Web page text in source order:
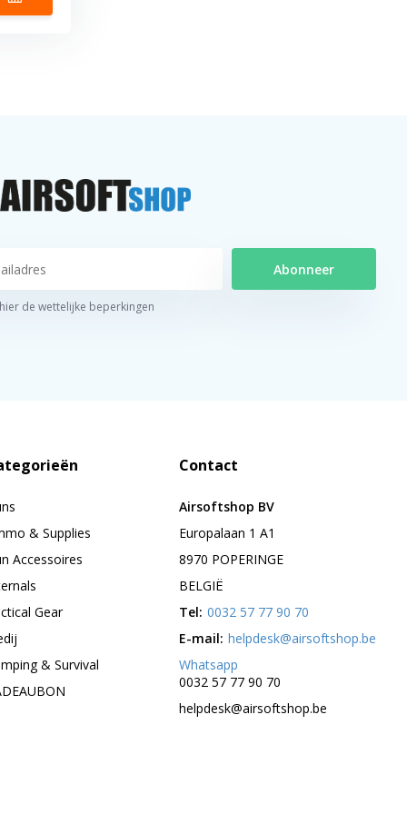
Abonneer
de wettelijke beperkingen
& Supplies
Accessoires
Gear
& Survival
Contact
Airsoftshop BV
Europalaan 1 A1
8970 POPERINGE
BELGIË
Tel: 0032 57 77 90 70
E-mail: helpdesk@airsoftshop.be
Whatsapp
0032 57 77 90 70
helpdesk@airsoftshop.be